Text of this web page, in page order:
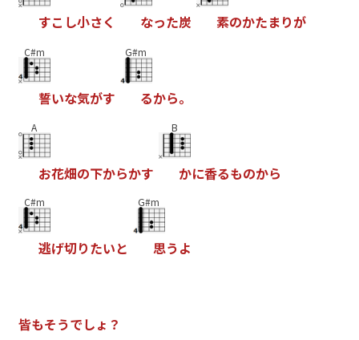
すこ し小さく なった炭 素のかたまりが
C#m
誓いな気がす
G#m
るから。
A
お花畑の下からかす
B
かに香るものから
C#m
逃げ切りたいと
G#m
思う よ
皆もそうでしょ ？